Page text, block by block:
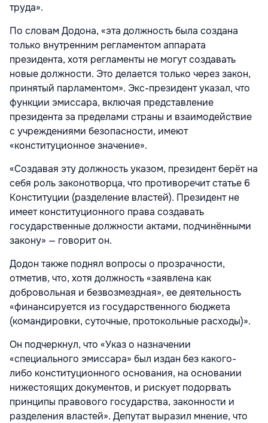
труда».
По словам Додона, «эта должность была создана
только внутренним регламентом аппарата
президента, хотя регламенты не могут создавать
новые должности. Это делается только через закон,
принятый парламентом». Экс-президент указал, что
функции эмиссара, включая представление
президента за пределами страны и взаимодействие
с учреждениями безопасности, имеют
«конституционное значение».
«Создавая эту должность указом, президент берёт на
себя роль законотворца, что противоречит статье 6
Конституции (разделение властей). Президент не
имеет конституционного права создавать
государственные должности актами, подчинёнными
закону» — говорит он.
Додон также поднял вопросы о прозрачности,
отметив, что, хотя должность «заявлена как
добровольная и безвозмездная», ее деятельность
«финансируется из государственного бюджета
(командировки, суточные, протокольные расходы)».
Он подчеркнул, что «Указ о назначении
«специального эмиссара» был издан без какого-
либо конституционного основания, на основании
нижестоящих документов, и рискует подорвать
принципы правового государства, законности и
разделения властей». Депутат выразил мнение, что